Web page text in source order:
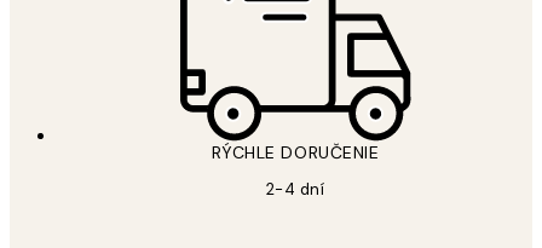
RÝCHLE DORUČENIE
2-4 dní